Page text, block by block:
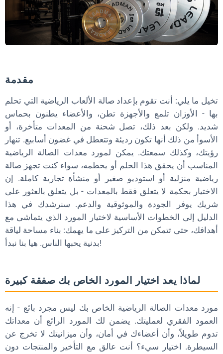
2. إعطاء الأولوية للجودة والمتانة
3. تحقق من نطاق المنتج والتخصيص
4. تقييم الدعم والضمانات
إثارة اهتمامك: لماذا الأمر أكثر من مجرد عتاد
التحفيز: بناء صالة الألعاب الرياضية الخاصة بك بثقة
الأسئلة الشائعة حول اختيار مورد معدات الصالة الرياضية
ما الذي يجب أن أبحث عنه في ضمان المورد؟
كيف أعرف ما إذا كانت معدات المورد عالية الجودة؟
هل يمكنني التفاوض على الأسعار مع الموردين؟
ما أهمية التخصيص؟
كم من الوقت يجب أن يستغرق التوصيل؟
للمصدات؟
مقدمة
تخيل ما يلي: أنت تقوم بإعداد صالة الألعاب الرياضية التي تحلم
بها - الأوزان تلمع والأجهزة تطن، والأعضاء يطنون بحماس
شديد. ولكن بعد ذلك، تصل شحنة من المعدات متأخرة، أو
الأسوأ من ذلك أنها تكون رديئة وتتعطل في غضون أسابيع. تنهار
رؤيتك، وكذلك سمعتك. يمكن لمورد معدات الصالة الرياضية
المناسب أن يحقق هذا الحلم أو يحطمه، سواء كنت تجهز صالة
رياضية منزلية أو استوديو صغير أو منشأة تجارية كاملة. إن
الاختيار بحكمة لا يتعلق فقط بالمعدات - بل يتعلق بالعثور على
شريك يوفر الجودة والموثوقية والدعم. سنرشدك في هذا
الدليل إلى الخطوات الأساسية لاختيار المورد الذي يتماشى مع
أهدافك، حتى تتمكن من التركيز على ما يهمك: بناء مساحة لياقة
بدنية يحبها الناس. هيا بنا نبدأ!
لماذا يعد اختيار المورد الخاص بك صفقة كبيرة
مورد معدات الصالة الرياضية الخاص بك ليس مجرد بائع - إنه
العمود الفقري لعمليتك. يضمن لك المورد الرائع أن معداتك
تدوم طويلاً، وأن أعضاءك في أمان، وأن ميزانيتك لا تخرج عن
السيطرة. اختيار سيء؟ أنت عالق مع التأخير والمنتجات دون